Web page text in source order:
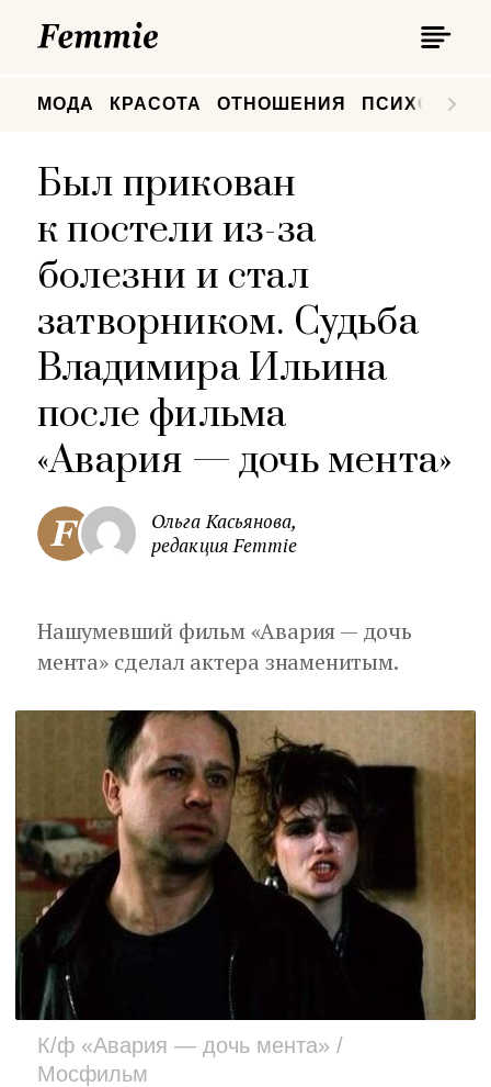
МОДА КРАСОТА ОТНОШЕНИЯ
Был прикован
к постели из-за
болезни и стал
затворником. Судьба
Владимира Ильина
после фильма
«Авария — дочь мента»
Ольга Касьянова,
редакция Femmie
Нашумевший фильм «Авария — дочь
мента» сделал актера знаменитым.
К/ф «Авария — дочь мента» /
Мосфильм